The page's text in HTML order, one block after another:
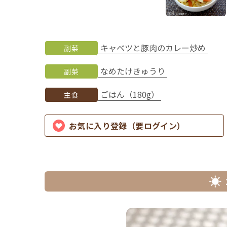
副菜 キャベツと豚肉のカレー炒め
副菜 なめたけきゅうり
主食 ごはん（180g）
お気に入り登録（要ログイン）